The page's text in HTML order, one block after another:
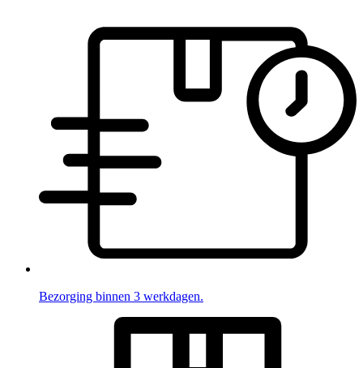
Bezorging binnen 3 werkdagen.